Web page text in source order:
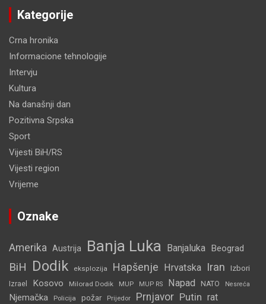
Kategorije
Crna hronika
Informacione tehnologije
Intervju
Kultura
Na današnji dan
Pozitivna Srpska
Sport
Vijesti BiH/RS
Vijesti region
Vrijeme
Oznake
Amerika Austrija Banja Luka Banjaluka Beograd
BiH Dodik eksplozija Hapšenje Hrvatska Iran Izbori
Izrael Kosovo Milorad Dodik MUP MUP RS Napad NATO Nesreća
Njemačka Policija požar Prijedor Prnjavor Putin rat